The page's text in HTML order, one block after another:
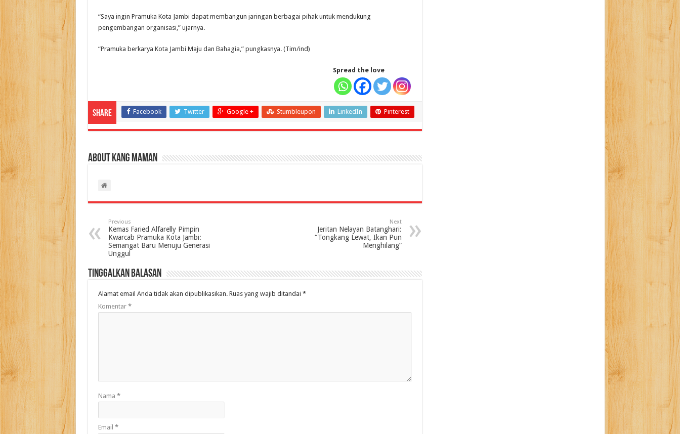
“Saya ingin Pramuka Kota Jambi dapat membangun jaringan berbagai pihak untuk mendukung
pengembangan organisasi,” ujarnya.
“Pramuka berkarya Kota Jambi Maju dan Bahagia,” pungkasnya. (Tim/ind)
Spread the love
Share Facebook Twitter Google + Stumbleupon LinkedIn Pinterest
About Kang Maman
Previous
Kemas Faried Alfarelly Pimpin
Kwarcab Pramuka Kota Jambi:
Semangat Baru Menuju Generasi
Unggul
Next
Jeritan Nelayan Batanghari:
“Tongkang Lewat, Ikan Pun
Menghilang”
Tinggalkan Balasan
Alamat email Anda tidak akan dipublikasikan. Ruas yang wajib ditandai *
Komentar *
Nama *
Email *